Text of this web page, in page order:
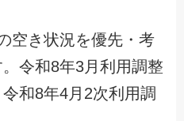
空き状況を優先・考
令和8年3月利用調整
和8年4月2次利用調